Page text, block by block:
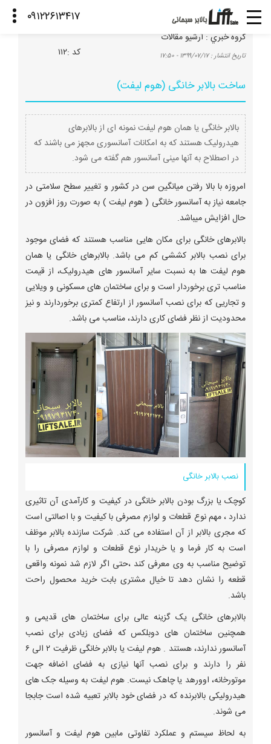
گروه خبري : آرشیو مقالات
تاريخ انتشار :۱۳۹۹/۰۷/۱۷ - ۱۷:۵۰ كد :۱۱۲
ساخت بالابر خانگی (هوم لیفت)
بالابر خانگی یا همان هوم لیفت نمونه ای از بالابرهای
هیدرولیک هستند که به امکانات آسانسوری مجهز می باشند که
در اصطلاح به آنها مینی آسانسور هم گفته می شود.
امروزه با بالا رفتن میانگین سن در کشور و تغییر سطح سلامتی در
جامعه نیاز به آسانسور خانگی ( هوم لیفت ) به صورت روز افزون در
حال افزایش میباشد.
بالابرهای خانگی برای مکان هایی مناسب هستند که فضای موجود
برای نصب بالابر کششی کم می باشد. بالابرهای خانگی یا همان
هوم لیفت ها به نسبت سایر آسانسور های هیدرولیک، از قیمت
مناسب تری برخوردار است و برای ساختمان های مسکونی و ویلایی
و تجاریی که برای نصب آسانسور از ارتفاع کمتری برخوردارند و نیز
محدودیت از نظر فضای کاری دارند، مناسب می باشد.
نصب بالابر خانگی
کوچک یا بزرگ بودن بالابر خانگی در کیفیت و کارآمدی آن تاثیری
ندارد ، مهم نوع قطعات و لوازم مصرفی با کیفیت و با اصالتی است
که مجری بالابر از آن استفاده می کند. شرکت سازنده بالابر موظف
است به کار فرما و یا خریدار نوع قطعات و لوازم مصرفی را با
توضیح مناسب به وی معرفی کند ،حتی اگر لازم شد نمونه واقعی
قطعه را نشان دهد تا خیال مشتری بابت خرید محصول راحت
باشد.
بالابرهای خانگی یک گزینه عالی برای ساختمان های قدیمی و
همچنین ساختمان های دوبلکس که فضای زیادی برای نصب
آسانسور ندارند، هستند . هوم لیفت یا بالابر خانگی ظرفیت ۲ الی ۶
نفر را دارند و برای نصب آنها نیازی به فضای اضافه جهت
موتورخانه، اوورهد یا چاهک نیست. هوم لیفت به وسیله جک های
هیدرولیکی بالابرنده که در فضای خود بالابر تعبیه شده است جابجا
می شوند.
به لحاظ سیستم و عملکرد تفاوتی مابین هوم لیفت و آسانسور